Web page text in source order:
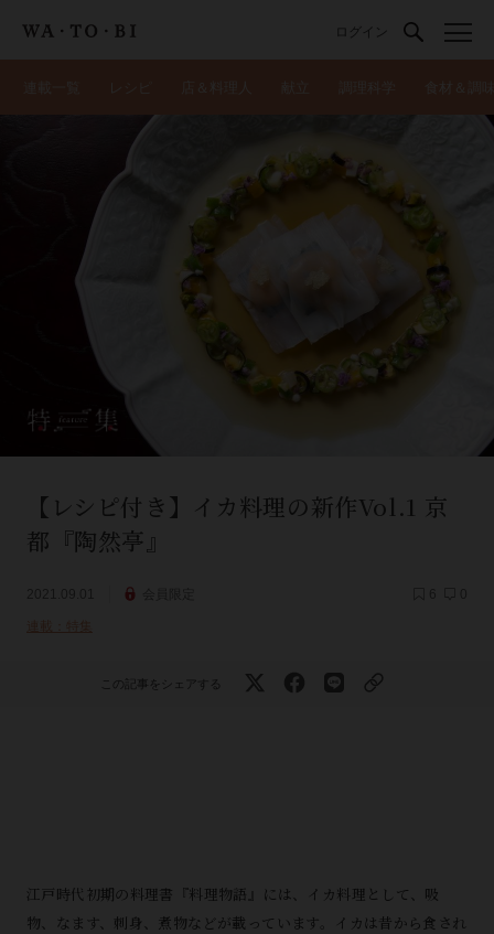
ログイン
【レシピ付き】イカ料理の新作Vol.1 京
都『陶然亭』
連載：特集
この記事をシェアする
江戸時代初期の料理書『料理物語』には、イカ料理として、吸
物、なます、刺身、煮物などが載っています。イカは昔から食され